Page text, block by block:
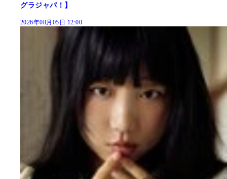
グラジャパ！】
2026年08月05日 12:00